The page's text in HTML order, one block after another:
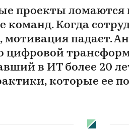
проекты ломаются
команд. Когда
мотивация падает.
цифровой
в ИТ более 20
которые ее